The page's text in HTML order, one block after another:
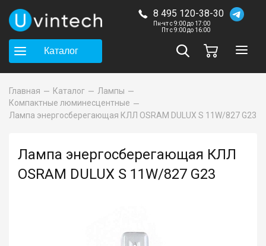
8 495 120-38-30
Пн-чт с 9:00 до 17:00
Пт с 9:00 до 16:00
Каталог
Главная Каталог
Лампы
Компактные люминесцентные
Лампа энергосберегающая КЛЛ OSRAM DULUX S 11W/827 G23
Лампа энергосберегающая КЛЛ
OSRAM DULUX S 11W/827 G23